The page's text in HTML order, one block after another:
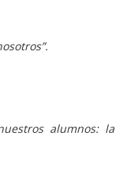
alumnos: la